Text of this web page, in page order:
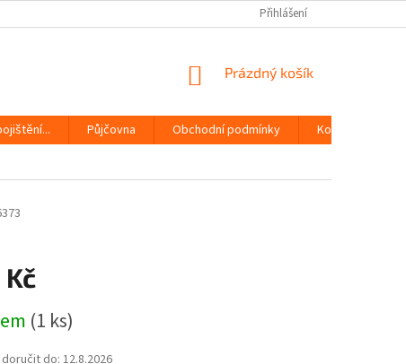
Přihlášení
NÁKUPNÍ
Prázdný košík
Půjčovna Obchodní podmínky
Kontakty
(1 ks)
do: 12.8.2026